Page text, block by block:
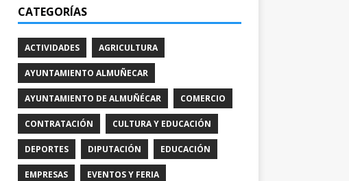
CATEGORÍAS
ACTIVIDADES AGRICULTURA
AYUNTAMIENTO ALMUÑECAR
AYUNTAMIENTO DE ALMUÑÉCAR COMERCIO
CONTRATACIÓN CULTURA Y EDUCACIÓN
DEPORTES DIPUTACIÓN EDUCACIÓN
EMPRESAS EVENTOS Y FERIA